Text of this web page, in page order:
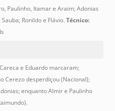
Paulinho, Itamar e Araim; Adonias
Ronildo e Flávio. Técnico:
e Eduardo marcaram;
Cerezo desperdiçou (Nacional);
enquanto Almir e Paulinho